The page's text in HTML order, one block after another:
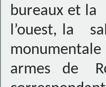
bureaux et
l’ouest, la
armes de